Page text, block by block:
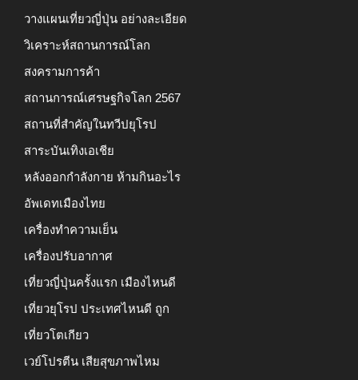
วางแผนเที่ยวญี่ปุ่น อย่างละเอียด
วิเคราะห์สถานการณ์โลก
สงครามการค้า
สถานการณ์เศรษฐกิจโลก 2567
สถานที่สำคัญในทวีปยุโรป
สาระบันเทิงเอเชีย
หลังออกกําลังกาย ห้ามกินอะไร
อัพเดทเมืองไทย
เครื่องทำความเย็น
เครื่องปรับอากาศ
เที่ยวญี่ปุ่นครั้งแรก เมืองไหนดี
เที่ยวยุโรป ประเทศไหนดี ถูก
เที่ยวโตเกียว
เวย์โปรตีน เสียสุขภาพไหม